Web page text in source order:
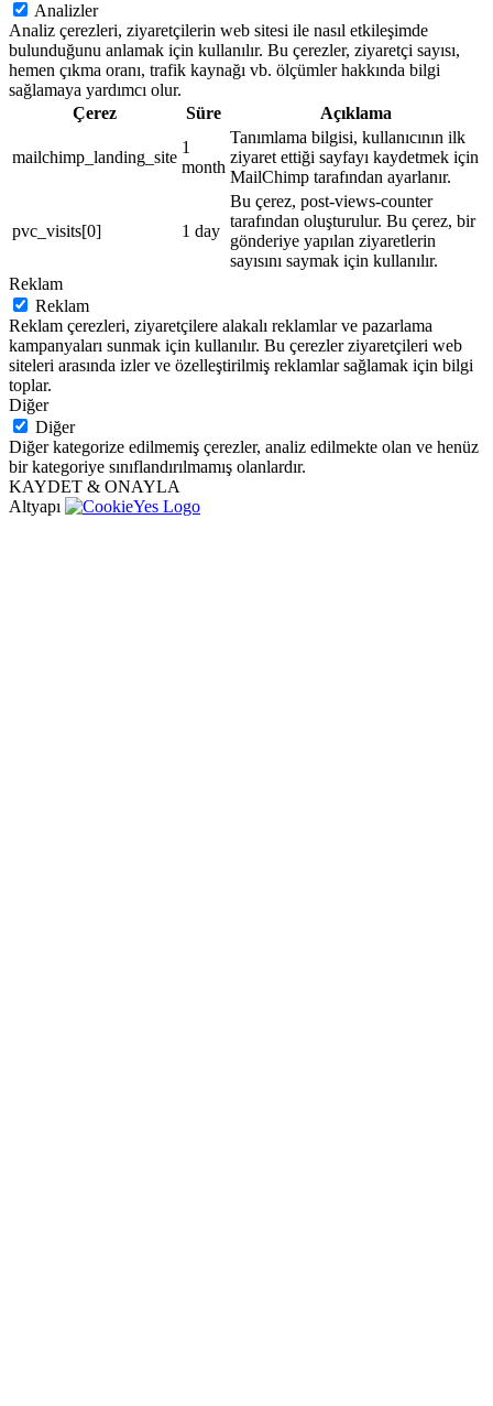
Analizler
Analiz çerezleri, ziyaretçilerin web sitesi ile nasıl etkileşimde
bulunduğunu anlamak için kullanılır. Bu çerezler, ziyaretçi sayısı,
hemen çıkma oranı, trafik kaynağı vb. ölçümler hakkında bilgi
sağlamaya yardımcı olur.
Çerez
Süre Açıklama
mailchimp_landing_site
1
month
Tanımlama bilgisi, kullanıcının ilk
ziyaret ettiği sayfayı kaydetmek için
MailChimp tarafından ayarlanır.
pvc_visits[0] 1 day
Bu çerez, post-views-counter
tarafından oluşturulur. Bu çerez, bir
gönderiye yapılan ziyaretlerin
sayısını saymak için kullanılır.
Reklam
Reklam
Reklam çerezleri, ziyaretçilere alakalı reklamlar ve pazarlama
kampanyaları sunmak için kullanılır. Bu çerezler ziyaretçileri web
siteleri arasında izler ve özelleştirilmiş reklamlar sağlamak için bilgi
toplar.
Diğer
Diğer
Diğer kategorize edilmemiş çerezler, analiz edilmekte olan ve henüz
bir kategoriye sınıflandırılmamış olanlardır.
KAYDET & ONAYLA
Altyapı